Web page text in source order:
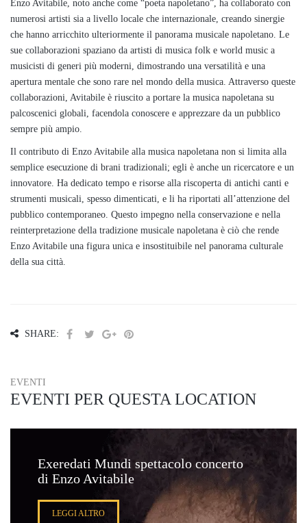
Enzo Avitabile, noto anche come “poeta napoletano”, ha collaborato con
numerosi artisti sia a livello locale che internazionale, creando sinergie
che hanno arricchito ulteriormente il panorama musicale napoletano. Le
sue collaborazioni spaziano da artisti di musica folk e world music a
musicisti di generi più moderni, dimostrando una versatilità e una
apertura mentale che sono rare nel mondo della musica. Attraverso queste
collaborazioni, Avitabile è riuscito a portare la musica napoletana su
palcoscenici globali, facendola conoscere e apprezzare da un pubblico
sempre più ampio.
Il contributo di Enzo Avitabile alla musica napoletana non si limita alla
semplice esecuzione di brani tradizionali; egli è anche un ricercatore e un
innovatore. Ha dedicato tempo e risorse alla riscoperta di antichi canti e
strumenti musicali, spesso dimenticati, e li ha riportati all’attenzione del
pubblico contemporaneo. Questo impegno nella conservazione e nella
reinterpretazione della tradizione musicale napoletana è ciò che rende
Enzo Avitabile una figura unica e insostituibile nel panorama culturale
della sua città.
SHARE:
EVENTI
EVENTI PER QUESTA LOCATION
Exeredati Mundi spettacolo concerto
di Enzo Avitabile
LEGGI ALTRO